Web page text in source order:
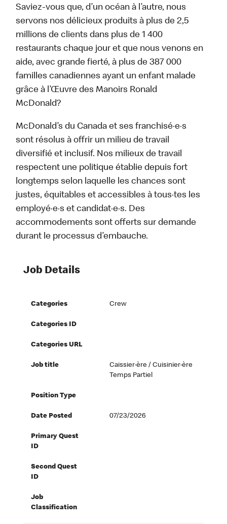
Saviez-vous que, d’un océan à l’autre, nous
servons nos délicieux produits à plus de 2,5
millions de clients dans plus de 1 400
restaurants chaque jour et que nous venons en
aide, avec grande fierté, à plus de 387 000
familles canadiennes ayant un enfant malade
grâce à l’Œuvre des Manoirs Ronald
McDonald?
McDonald’s du Canada et ses franchisé·e·s
sont résolus à offrir un milieu de travail
diversifié et inclusif. Nos milieux de travail
respectent une politique établie depuis fort
longtemps selon laquelle les chances sont
justes, équitables et accessibles à tous·tes les
employé·e·s et candidat·e·s. Des
accommodements sont offerts sur demande
durant le processus d’embauche.
Job Details
Categories Crew
Categories ID
Categories URL
Job title
Caissier·ère / Cuisinier·ère
Temps Partiel
Position Type
Date Posted 07/23/2026
Primary Quest
ID
Second Quest
ID
Job
Classification